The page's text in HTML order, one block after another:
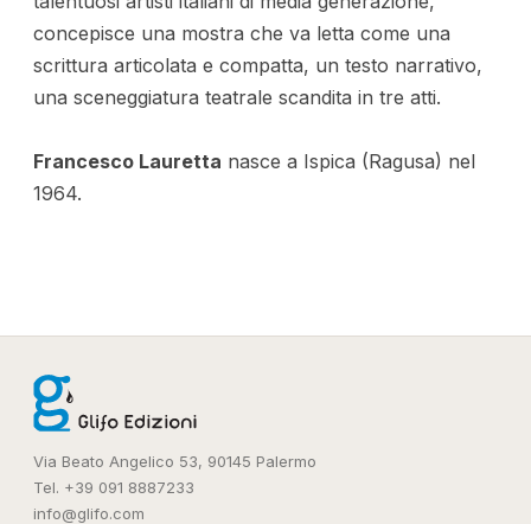
concepisce una mostra che va letta come una
scrittura articolata e compatta, un testo narrativo,
una sceneggiatura teatrale scandita in tre atti.
Francesco Lauretta nasce a Ispica (Ragusa) nel
1964.
Via Beato Angelico 53, 90145 Palermo
Tel. +39 091 8887233
info@glifo.com